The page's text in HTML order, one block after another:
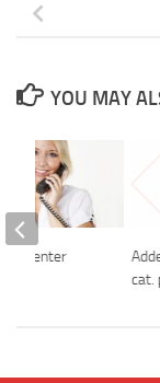
YOU MAY
cat.
center